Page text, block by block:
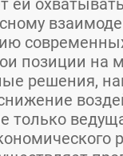
ей
позиции на
решения,
только